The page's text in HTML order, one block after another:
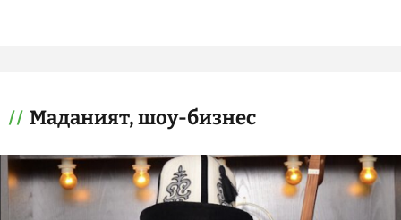
Маданият, шоу-бизнес